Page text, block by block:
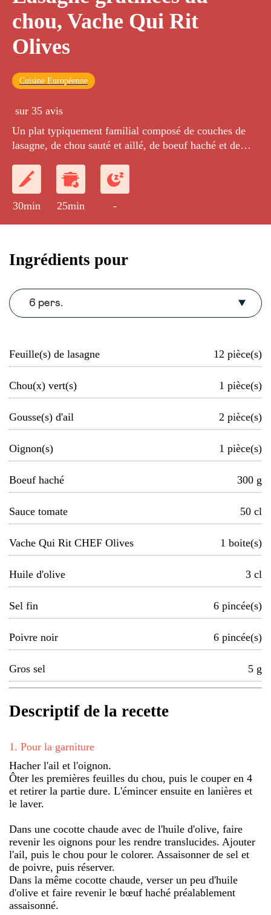
chou, Vache Qui Rit
Olives
Cuisine Européenne
sur 35 avis
Un plat typiquement familial composé de couches de
lasagne, de chou sauté et aillé, de boeuf haché et de
30min 25min -
Ingrédients pour
6 pers.
Feuille(s) de lasagne 12 pièce(s)
Chou(x) vert(s) 1 pièce(s)
Gousse(s) d'ail 2 pièce(s)
Oignon(s) 1 pièce(s)
Boeuf haché 300 g
Sauce tomate 50 cl
Vache Qui Rit CHEF Olives 1 boite(s)
Huile d'olive 3 cl
Sel fin 6 pincée(s)
Poivre noir 6 pincée(s)
Gros sel 5 g
Descriptif de la recette
1 . Pour la garniture
Hacher l'ail et l'oignon.
Ôter les premières feuilles du chou, puis le couper en 4
et retirer la partie dure. L'émincer ensuite en lanières et
le laver.
Dans une cocotte chaude avec de l'huile d'olive, faire
revenir les oignons pour les rendre translucides. Ajouter
l'ail, puis le chou pour le colorer. Assaisonner de sel et
de poivre, puis réserver.
Dans la même cocotte chaude, verser un peu d'huile
d'olive et faire revenir le bœuf haché préalablement
assaisonné.